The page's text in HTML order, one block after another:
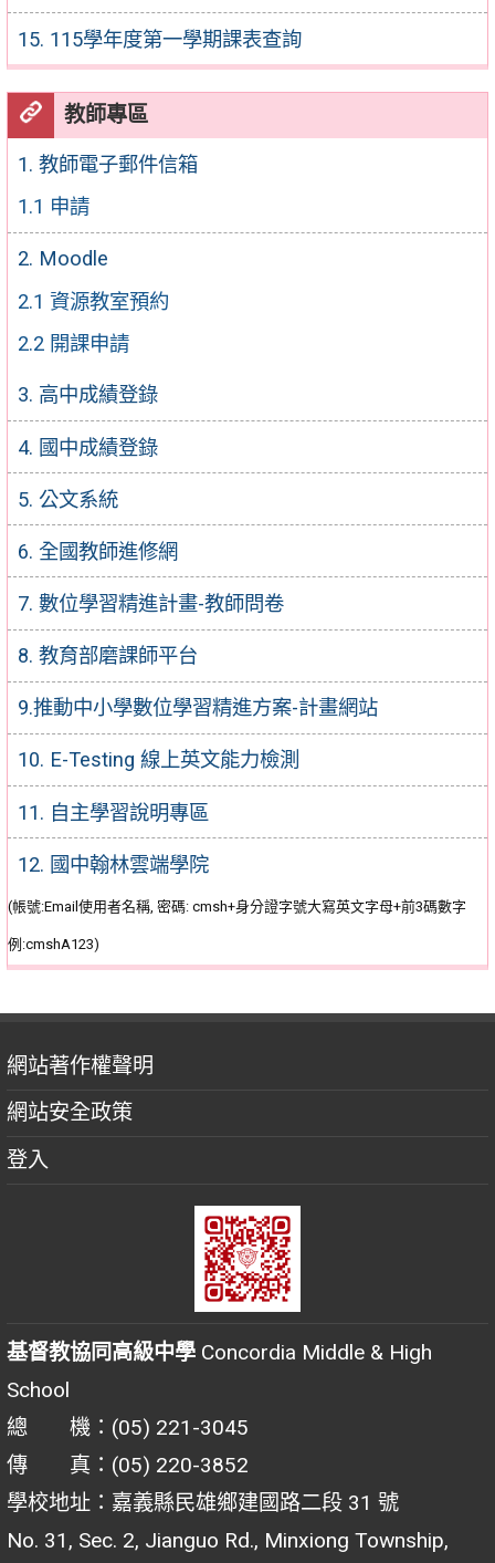
15. 115學年度第一學期課表查詢
教師專區
1. 教師電子郵件信箱
1.1 申請
2. Moodle
2.1 資源教室預約
2.2 開課申請
3. 高中成績登錄
4. 國中成績登錄
5. 公文系統
6. 全國教師進修網
7. 數位學習精進計畫-教師問卷
8. 教育部磨課師平台
9.推動中小學數位學習精進方案-計畫網站
10. E-Testing 線上英文能力檢測
11. 自主學習說明專區
12. 國中翰林雲端學院
(帳號:Email使用者名稱, 密碼: cmsh+身分證字號大寫英文字母+前3碼數字
例:cmshA123)
網站著作權聲明
網站安全政策
登入
基督教協同高級中學 Concordia Middle & High
School
總 機：(05) 221-3045
傳 真：(05) 220-3852
學校地址：嘉義縣民雄鄉建國路二段 31 號
No. 31, Sec. 2, Jianguo Rd., Minxiong Township,